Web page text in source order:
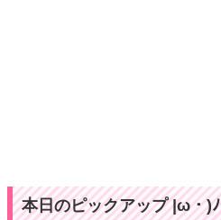
本日のピックアップ |ω・)ﾉ